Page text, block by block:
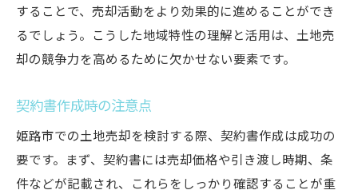
することで、売却活動をより効果的に進めることができ
るでしょう。こうした地域特性の理解と活用は、土地売
却の競争力を高めるために欠かせない要素です。
契約書作成時の注意点
姫路市での土地売却を検討する際、契約書作成は成功の
要です。まず、契約書には売却価格や引き渡し時期、条
件などが記載され、これらをしっかり確認することが重